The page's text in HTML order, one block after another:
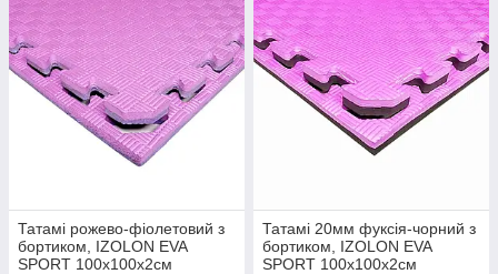
Татамі рожево-фіолетовий з
бортиком, IZOLON EVA
SPORT 100х100х2см
Татамі 20мм фуксія-чорний з
бортиком, IZOLON EVA
SPORT 100х100х2см